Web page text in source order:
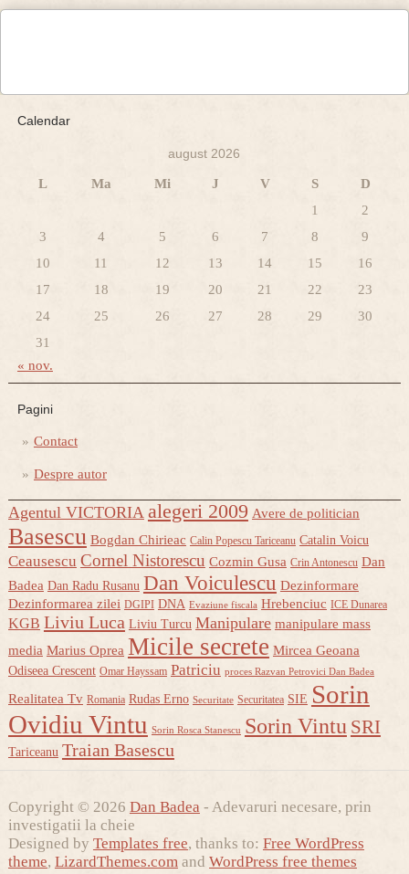
Calendar
august 2026
L Ma Mi J V S
D
1
2
3
4 5 6 7 8
9
10
11 12 13 14 15
16
17
18 19 20 21 22
23
24
25 26 27 28 29
30
31
« nov.
Pagini
Contact
Despre autor
Agentul VICTORIA alegeri 2009 Avere de politician
Basescu Bogdan Chirieac Calin Popescu Tariceanu Catalin Voicu
Ceausescu Cornel Nistorescu Cozmin Gusa Crin Antonescu Dan
Badea Dan Radu Rusanu Dan Voiculescu Dezinformare
Dezinformarea zilei DGIPI DNA Evaziune fiscala Hrebenciuc ICE Dunarea
KGB Liviu Luca Liviu Turcu Manipulare manipulare mass
media Marius Oprea Micile secrete Mircea Geoana
Odiseea Crescent Omar Hayssam Patriciu proces Razvan Petrovici Dan Badea
Realitatea Tv Romania Rudas Erno Securitate Securitatea SIE Sorin
Ovidiu Vintu Sorin Rosca Stanescu Sorin Vintu SRI
Tariceanu Traian Basescu
Copyright © 2026 Dan Badea - Adevaruri necesare, prin
investigatii la cheie
Designed by Templates free, thanks to: Free WordPress
theme, LizardThemes.comand WordPress free themes